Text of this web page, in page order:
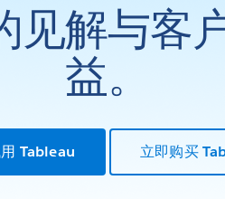
见解与客
益。
Tableau 立即购买